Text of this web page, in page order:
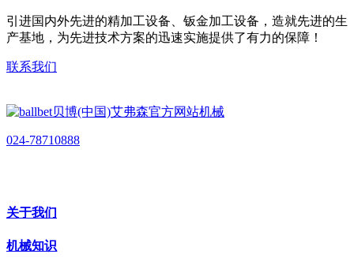
引进国内外先进的精加工设备、钣金加工设备，造就先进的生
产基地，为先进技术方案的迅速实施提供了有力的保障！
联系我们
024-78710888
关于我们
机械知识